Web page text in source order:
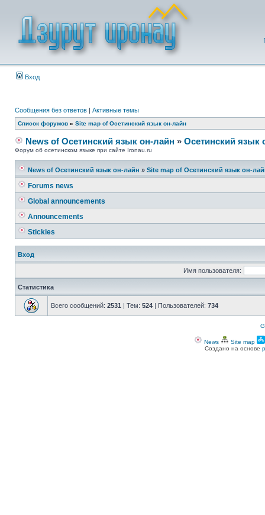
Вход
Сообщения без ответов | Активные темы
Список форумов » Site map of Осетинский язык он-лайн
News of Осетинский язык он-лайн » Осетинский язык
Форум об осетинском языке при сайте Ironau.ru
News of Осетинский язык он-лайн » Site map of Осетинский язык он-
Forums news
Global announcements
Announcements
Stickies
Вход
Имя пользователя:
Статистика
Всего сообщений: 2531 | Тем: 524 | Пользователей: 734
News Site map
Создано на основе